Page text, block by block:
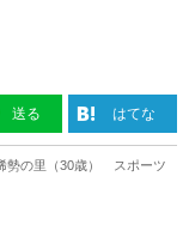
送る はてな
勢の里（30歳） スポーツ